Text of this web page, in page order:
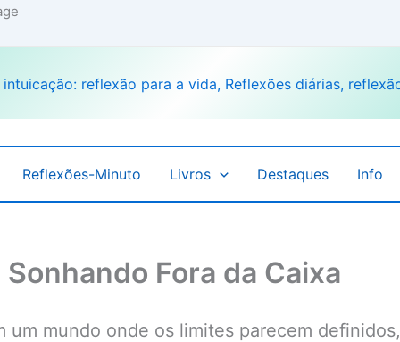
Reflexões-Minuto Livros Destaques Info
Sonhando Fora da Caixa
um mundo onde os limites parecem definidos,